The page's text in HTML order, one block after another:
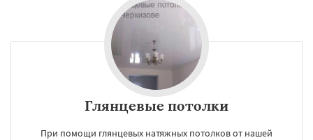
Глянцевые потолки
При помощи глянцевых натяжных потолков от нашей